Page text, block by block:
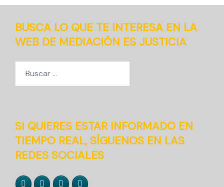
BUSCA LO QUE TE INTERESA EN LA
WEB DE MEDIACIÓN ES JUSTICIA
SI QUIERES ESTAR INFORMADO EN
TIEMPO REAL, SÍGUENOS EN LAS
REDES SOCIALES